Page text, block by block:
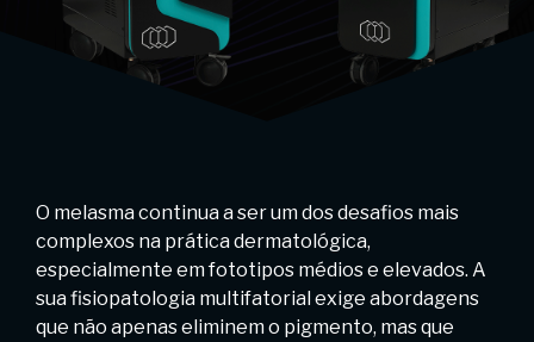
O melasma continua a ser um dos desafios mais
complexos na prática dermatológica,
especialmente em fototipos médios e elevados. A
sua fisiopatologia multifatorial exige abordagens
que não apenas eliminem o pigmento, mas que